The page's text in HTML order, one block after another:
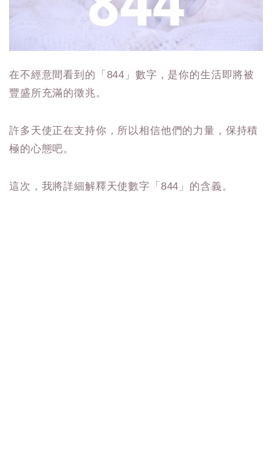
在不經意間看到的「844」數字，是你的生活即將被
豐盛所充滿的徵兆。
許多天使正在支持你，所以相信他們的力量，保持積
極的心態吧。
這次，我將詳細解釋天使數字「844」的含義。